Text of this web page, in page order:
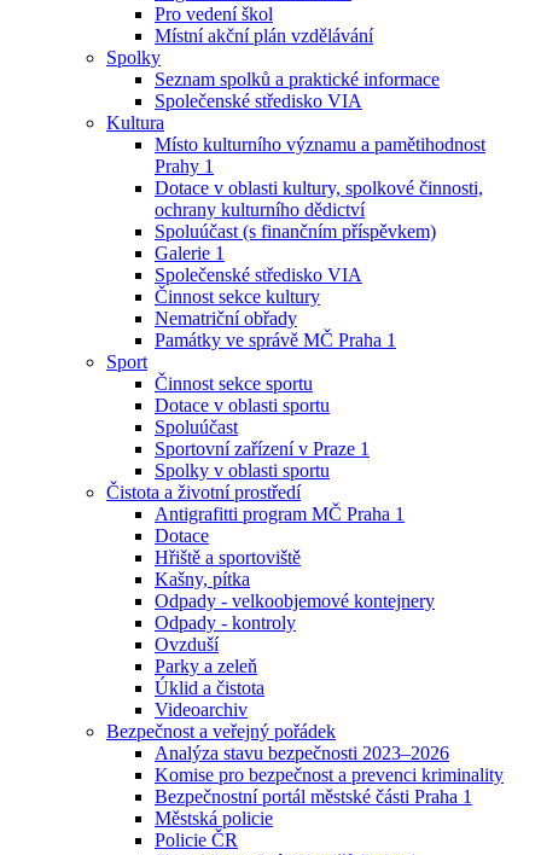
Pro vedení škol
Místní akční plán vzdělávání
Spolky
Seznam spolků a praktické informace
Společenské středisko VIA
Kultura
Místo kulturního významu a pamětihodnost
Prahy 1
Dotace v oblasti kultury, spolkové činnosti,
ochrany kulturního dědictví
Spoluúčast (s finančním příspěvkem)
Galerie 1
Společenské středisko VIA
Činnost sekce kultury
Nematriční obřady
Památky ve správě MČ Praha 1
Sport
Činnost sekce sportu
Dotace v oblasti sportu
Spoluúčast
Sportovní zařízení v Praze 1
Spolky v oblasti sportu
Čistota a životní prostředí
Antigrafitti program MČ Praha 1
Dotace
Hřiště a sportoviště
Kašny, pítka
Odpady - velkoobjemové kontejnery
Odpady - kontroly
Ovzduší
Parky a zeleň
Úklid a čistota
Videoarchiv
Bezpečnost a veřejný pořádek
Analýza stavu bezpečnosti 2023–2026
Komise pro bezpečnost a prevenci kriminality
Bezpečnostní portál městské části Praha 1
Městská policie
Policie ČR